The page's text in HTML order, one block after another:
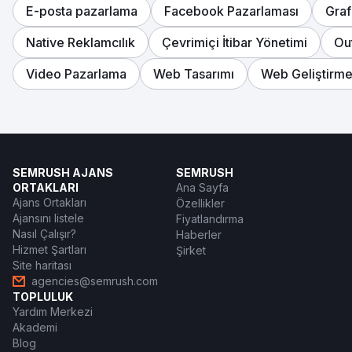
Ajans sayfasına git
E-posta pazarlama
Facebook Pazarlaması
Native Reklamcılık
Çevrimiçi İtibar Yönetimi
Video Pazarlama
Web Tasarımı Web Geliştirme
SEMRUSH AJANS
ORTAKLARI
Ajans Ortakları
Ajansını listele
Nasıl Çalışır?
Hizmet Şartları
Site haritası
agencies@semrush.com
SEMRUSH
Ana Sayfa
Özellikler
Fiyatlandırma
Haberler
Şirket
TOPLULUK
Yardım Merkezi
Akademi
Blog